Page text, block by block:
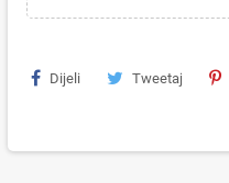
Dijeli Tweetaj